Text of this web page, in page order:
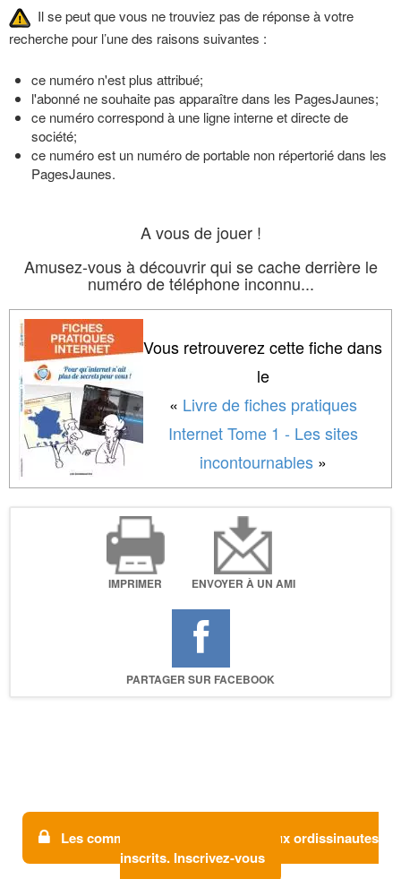
Il se peut que vous ne trouviez pas de réponse à votre
recherche pour l’une des raisons suivantes :
ce numéro n'est plus attribué;
l'abonné ne souhaite pas apparaître dans les PagesJaunes;
ce numéro correspond à une ligne interne et directe de
société;
ce numéro est un numéro de portable non répertorié dans les
PagesJaunes.
A vous de jouer !
Amusez-vous à découvrir qui se cache derrière le
numéro de téléphone inconnu...
Vous retrouverez cette fiche dans
le
« Livre de fiches pratiques
Internet Tome 1 - Les sites
incontournables»
IMPRIMER ENVOYER À UN AMI
PARTAGER SUR FACEBOOK
Les commentaires sont réservés aux ordissinautes
inscrits. Inscrivez-vous